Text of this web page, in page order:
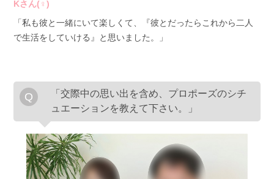
Kさん(♀)
「私も彼と一緒にいて楽しくて、『彼とだったらこれから二人
で生活をしていける』と思いました。」
「交際中の思い出を含め、プロポーズのシチ
ュエーションを教えて下さい。」